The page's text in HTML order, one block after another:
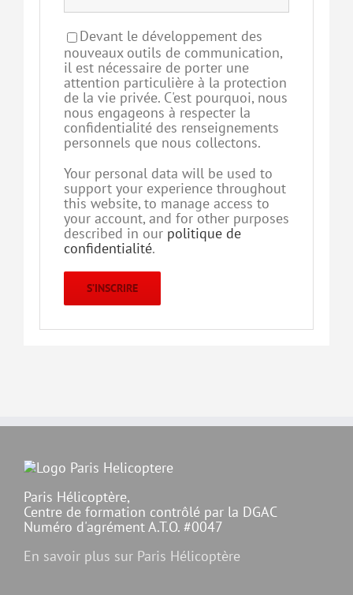
Devant le développement des
nouveaux outils de communication,
il est nécessaire de porter une
attention particulière à la protection
de la vie privée. C'est pourquoi, nous
nous engageons à respecter la
confidentialité des renseignements
personnels que nous collectons.
Your personal data will be used to
support your experience throughout
this website, to manage access to
your account, and for other purposes
described in our politique de
confidentialité.
S’INSCRIRE
Paris Hélicoptère,
Centre de formation contrôlé par la DGAC
Numéro d'agrément A.T.O. #0047
En savoir plus sur Paris Hélicoptère